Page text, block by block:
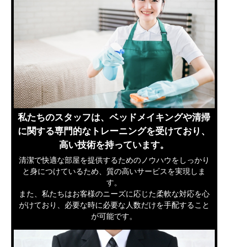
私たちのスタッフは、ベッドメイキングや清掃
に関する専門的なトレーニングを受けており、
高い技術を持っています。
清潔で快適な部屋を提供するためのノウハウをしっかり
と身につけているため、質の高いサービスを実現しま
す。
また、私たちはお客様のニーズに応じた柔軟な対応を心
がけており、必要な時に必要な人数だけを手配すること
が可能です。